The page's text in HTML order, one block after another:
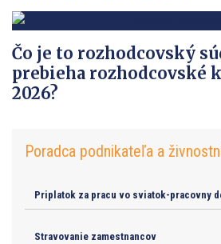
Čo je to rozhodcovský
prebieha rozhodcovské
2026?
Poradca podnikateľa a
Priplatok za pracu vo sviatok-pracovny
Stravovanie zamestnancov